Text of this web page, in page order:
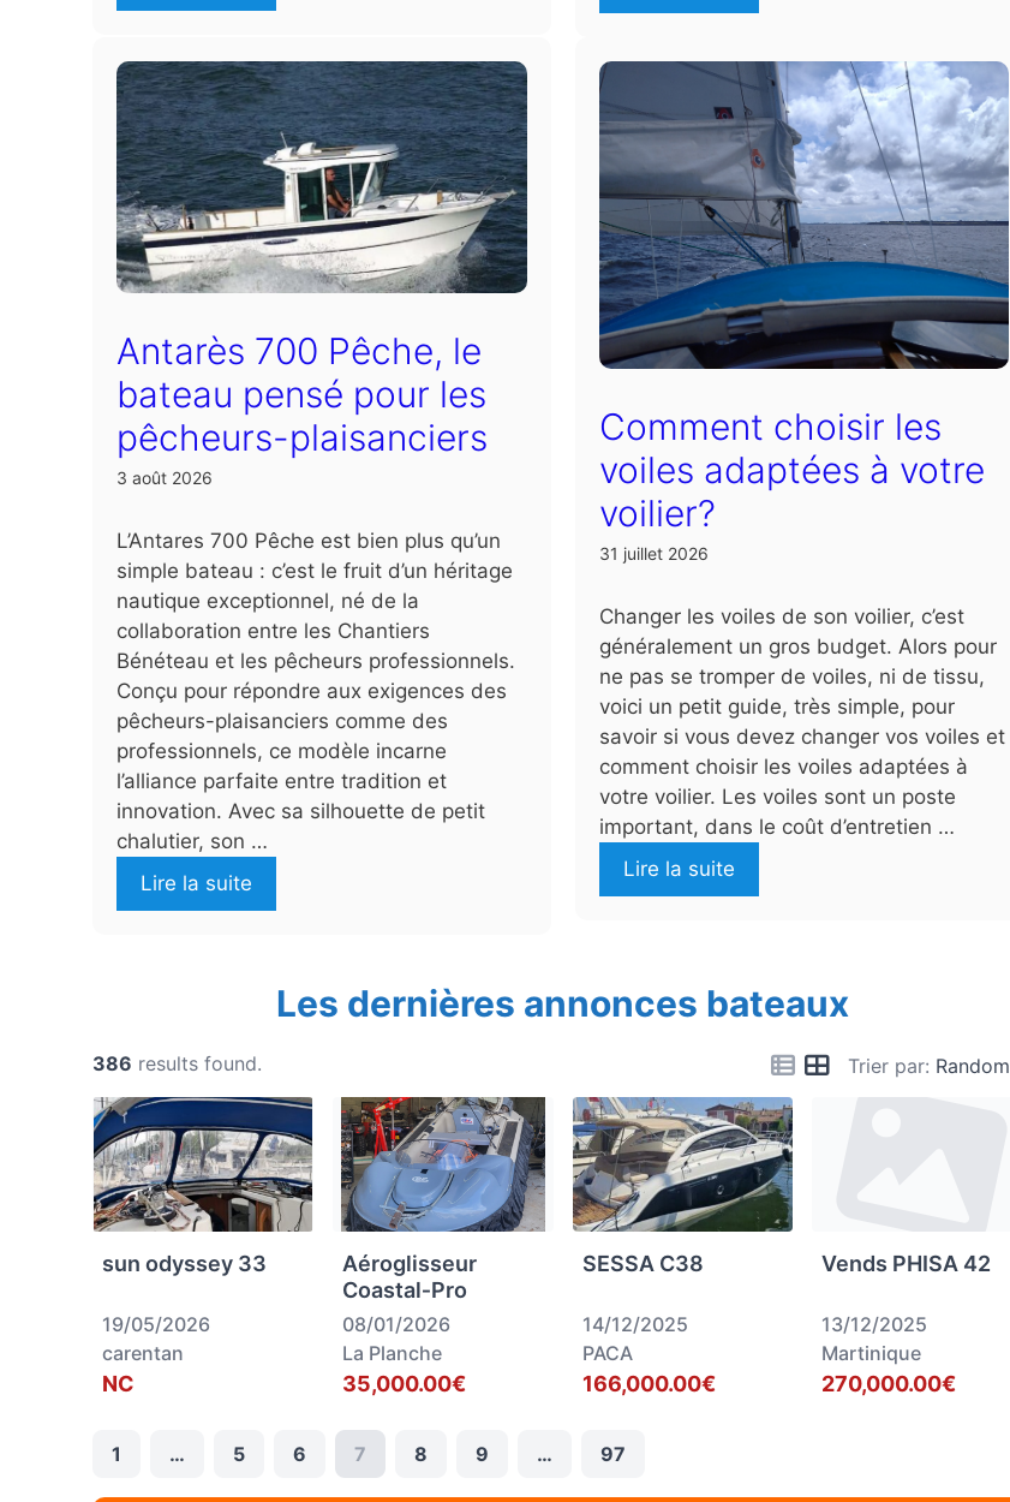
Antarès 700 Pêche, le
bateau pensé pour les
pêcheurs-plaisanciers
3 août 2026
L’Antares 700 Pêche est bien plus qu’un
simple bateau : c’est le fruit d’un héritage
nautique exceptionnel, né de la
collaboration entre les Chantiers
Bénéteau et les pêcheurs professionnels.
Conçu pour répondre aux exigences des
pêcheurs-plaisanciers comme des
professionnels, ce modèle incarne
l’alliance parfaite entre tradition et
innovation. Avec sa silhouette de petit
chalutier, son …
Lire la suite
Comment choisir les
voiles adaptées à votre
voilier?
31 juillet 2026
Changer les voiles de son voilier, c’est
généralement un gros budget. Alors pour
ne pas se tromper de voiles, ni de tissu,
voici un petit guide, très simple, pour
savoir si vous devez changer vos voiles et
comment choisir les voiles adaptées à
votre voilier. Les voiles sont un poste
important, dans le coût d’entretien …
Lire la suite
Les dernières annonces bateaux
Trier par: Random
386 results found.
sun odyssey 33
19/05/2026
carentan
NC
Aéroglisseur
Coastal‑Pro
08/01/2026
La Planche
35,000.00€
SESSA C38
14/12/2025
PACA
166,000.00€
Vends PHISA 42
13/12/2025
Martinique
270,000.00€
1 … 5 6 7 8 9 … 97